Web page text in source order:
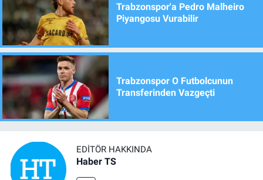
Trabzonspor'a Pedro Malheiro
Piyangosu Vurabilir
Trabzonspor O Futbolcunun
Transferinden Vazgeçti
EDITÖR HAKKINDA
Haber TS